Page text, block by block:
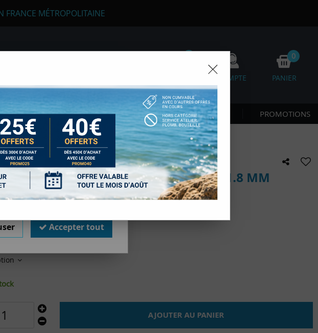
FRANCE MÉTROPOLITAINE
COMPTE
0
PANIER
MARINE LONGE CÔTE & NAGE NOUVEAUTÉS PROMOTIONS
DYNEEMA SIGALSUB 100 MÈTRES 1.8 MM
le premier à donner votre avis !
€TTC
AJOUTER AU PANIER
cookies ?
des mises à jour sur nos
techniques
dispensés de consentement. D'autres,
annonces et du contenu, la mesure des
de produits, les données de
l'appareil, le stockage et/ou l'accès aux
ci sera valable sur l’ensemble des sous-
votre consentement à tout moment en
consulter notre politique de cookie.
Accepter tout